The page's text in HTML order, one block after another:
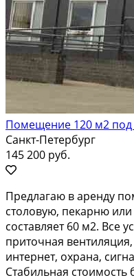
Помещение 120 м2
Санкт-Петербург
145 200 руб.
Предлагаю в аренду
столовую, пекарню
составляет 60 м2. Все
приточная
интернет, охрана,
Стабильная